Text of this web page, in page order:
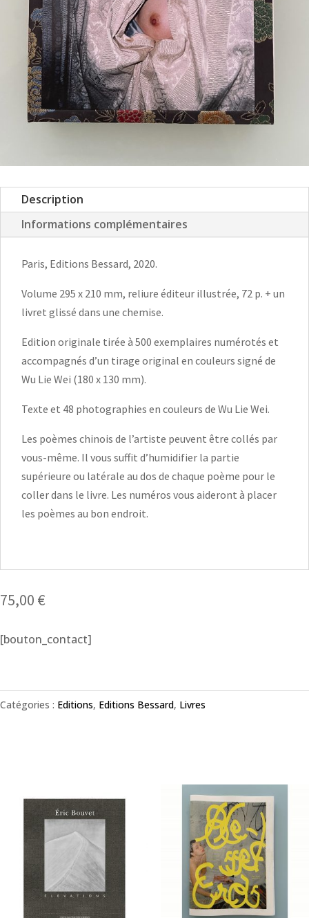
Description
Informations complémentaires
Paris, Editions Bessard, 2020.
Volume 295 x 210 mm, reliure éditeur illustrée, 72 p. + un
livret glissé dans une chemise.
Edition originale tirée à 500 exemplaires numérotés et
accompagnés d’un tirage original en couleurs signé de
Wu Lie Wei (180 x 130 mm).
Texte et 48 photographies en couleurs de Wu Lie Wei.
Les poèmes chinois de l’artiste peuvent être collés par
vous-même. Il vous suffit d’humidifier la partie
supérieure ou latérale au dos de chaque poème pour le
coller dans le livre. Les numéros vous aideront à placer
les poèmes au bon endroit.
75,00 €
[bouton_contact]
Catégories : Editions, Editions Bessard, Livres